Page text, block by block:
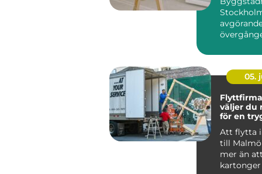
färdig
05.
Flyttfirma
väljer du
för en
Att flytta
till
mer än
kartonger